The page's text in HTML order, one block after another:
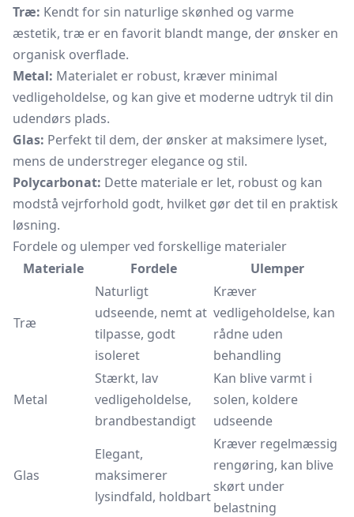
Træ: Kendt for sin naturlige skønhed og varme
æstetik, træ er en favorit blandt mange, der ønsker en
organisk overflade.
Metal: Materialet er robust, kræver minimal
vedligeholdelse, og kan give et moderne udtryk til din
udendørs plads.
Glas: Perfekt til dem, der ønsker at maksimere lyset,
mens de understreger elegance og stil.
Polycarbonat: Dette materiale er let, robust og kan
modstå vejrforhold godt, hvilket gør det til en praktisk
løsning.
Fordele og ulemper ved forskellige materialer
Materiale
Fordele Ulemper
Træ
Naturligt
udseende, nemt at
tilpasse, godt
isoleret
Kræver
vedligeholdelse, kan
rådne uden
behandling
Metal
Stærkt, lav
vedligeholdelse,
brandbestandigt
Kan blive varmt i
solen, koldere
udseende
Glas
Elegant,
maksimerer
lysindfald, holdbart
Kræver regelmæssig
rengøring, kan blive
skørt under
belastning